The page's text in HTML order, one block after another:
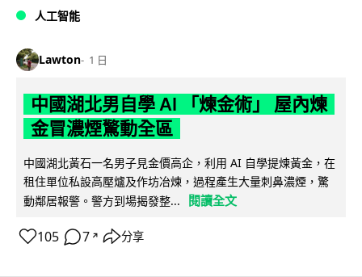
人工智能
Lawton 1 日
中國湖北男自學 AI 「煉金術」 屋內煉
金冒濃煙驚動全區
中國湖北黃石一名男子見金價高企，利用 AI 自學提煉黃金，在
租住單位私設高壓爐及作坊冶煉，過程產生大量刺鼻濃煙，驚
動鄰居報警。警方到場揭發整...
閱讀全文
105 7 ↗ 分享